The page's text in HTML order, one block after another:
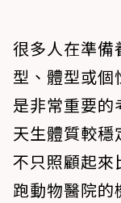
很多人在準備
型、體型或個
是非常重要的
天生體質較穩
不只照顧起來
跑動物醫院